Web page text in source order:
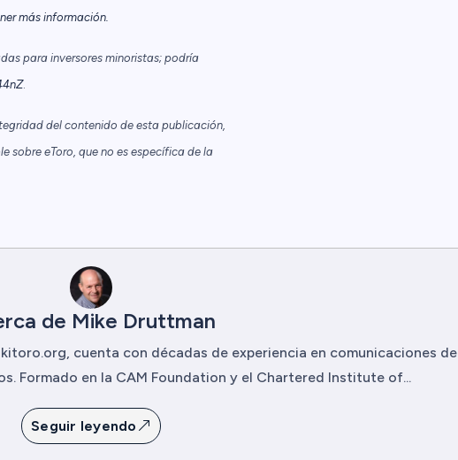
más información.
para inversores minoristas; podría
.
del contenido de esta publicación,
sobre eToro, que no es específica de la
de Mike Druttman
cuenta con décadas de experiencia en comunicaciones de
Formado en la CAM Foundation y el Chartered Institute of...
Seguir leyendo